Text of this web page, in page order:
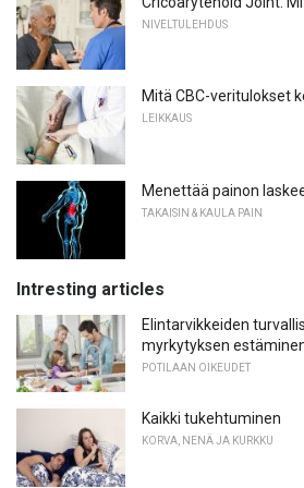
NIVELTULEHDUS
Mitä CBC-veritulokset
LEIKKAUS
Menettää painon
TAKAISIN & KAULA PAIN
Intresting articles
Elintarvikkeiden
myrkytyksen
POTILAAN OIKEUDET
Kaikki tukehtuminen
KORVA, NENÄ JA KURKKU